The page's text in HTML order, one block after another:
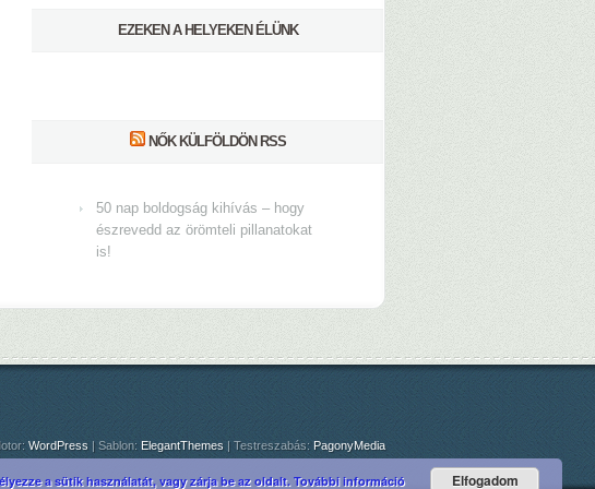
EZEKEN A HELYEKEN ÉLÜNK
NŐK KÜLFÖLDÖN RSS
50 nap boldogság kihívás – hogy
észrevedd az örömteli pillanatokat
is!
WordPress | Sablon: ElegantThemes | Testreszabás: PagonyMedia
a sütik használatát, vagy zárja be az oldalt. További információ Elfogadom